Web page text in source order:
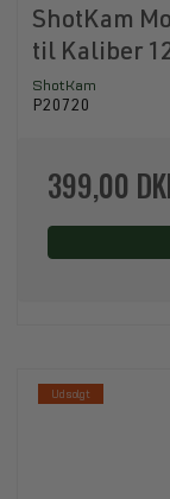
ShotKam
til Kaliber
ShotKam
P20720
399,00
Udsolgt